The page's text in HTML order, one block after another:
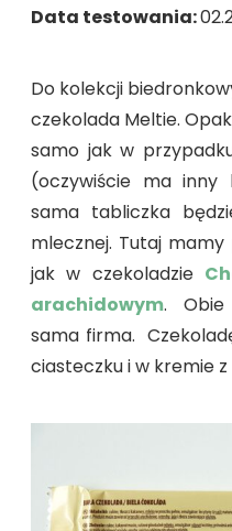
Data testowania:
Do kolekcji
czekolada Meltie.
samo jak w
(oczywiście ma
sama tabliczka
mlecznej. Tutaj
jak w czekoladzie
arachidowym. Obie
sama firma.
ciasteczku i w kremie